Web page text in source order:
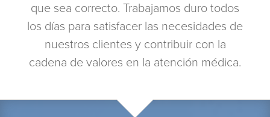
que sea correcto. Trabajamos duro todos
los días para satisfacer las necesidades de
nuestros clientes y contribuir con la
cadena de valores en la atención médica.